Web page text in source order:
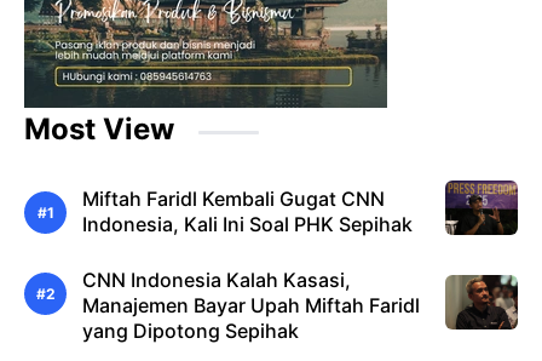
Most View
Miftah Faridl Kembali Gugat CNN
Indonesia, Kali Ini Soal PHK Sepihak
CNN Indonesia Kalah Kasasi,
Manajemen Bayar Upah Miftah Faridl
yang Dipotong Sepihak